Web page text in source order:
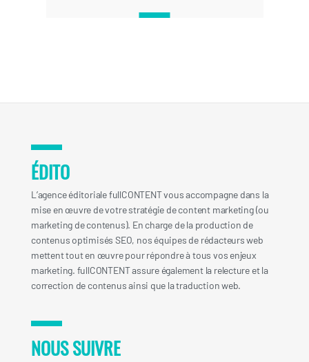
ÉDITO
L’agence éditoriale fullCONTENT vous accompagne dans la
mise en œuvre de votre stratégie de content marketing (ou
marketing de contenus). En charge de la production de
contenus optimisés SEO, nos équipes de rédacteurs web
mettent tout en œuvre pour répondre à tous vos enjeux
marketing. fullCONTENT assure également la relecture et la
correction de contenus ainsi que la traduction web.
NOUS SUIVRE